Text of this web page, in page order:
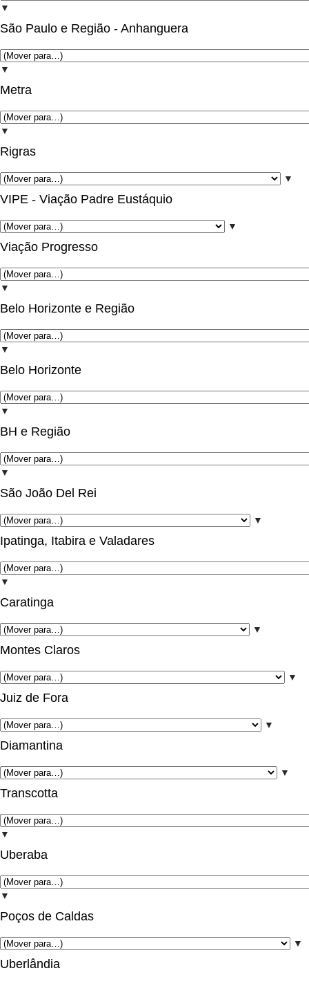
▼
São Paulo e Região - Anhanguera
▼
Metra
▼
Rigras
▼
VIPE - Viação Padre Eustáquio
▼
Viação Progresso
▼
Belo Horizonte e Região
▼
Belo Horizonte
▼
BH e Região
▼
São João Del Rei
▼
Ipatinga, Itabira e Valadares
▼
Caratinga
▼
Montes Claros
▼
Juiz de Fora
▼
Diamantina
▼
Transcotta
▼
Uberaba
▼
Poços de Caldas
▼
Uberlândia